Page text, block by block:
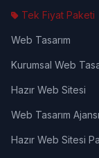
Tek Fiyat Paketi
Web Tasarım
Kurumsal Web
Hazır Web Sitesi
Web Tasarım Ajansı
Hazır Web Sitesi